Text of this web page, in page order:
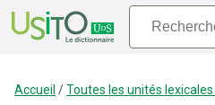
Accueil /Toutes les unités